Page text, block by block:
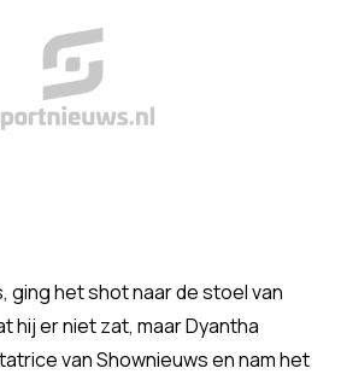
ging het shot naar de stoel van
hij er niet zat, maar Dyantha
van Shownieuws en nam het